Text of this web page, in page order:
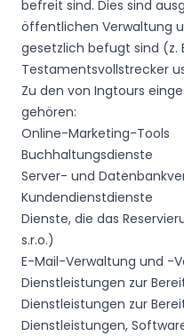
befreit sind. Dies sind
öffentlichen Verwaltung
gesetzlich befugt sind (z.
Testamentsvollstrecker
Zu den von Ingtours
gehören:
Online-Marketing-Tools
Buchhaltungsdienste
Server- und
Kundendienstdienste
Dienste, die das
s.r.o.)
E-Mail-Verwaltung und -
Dienstleistungen zur
Dienstleistungen zur
Dienstleistungen,